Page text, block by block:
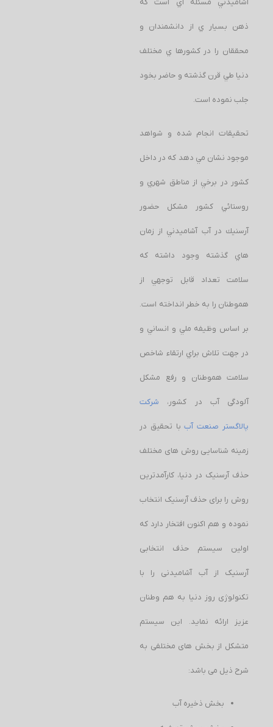
آشاميدني مسئله اي است كه
ذهن بسيار ي از دانشمندان و
محققان را در كشورها ي مختلف
دنيا طي قرن گذشته و حاضر بخود
جلب نموده است.
تحقيقات انجام شده و شواهد
موجود نشان مي دهد كه در داخل
كشور در برخي از مناطق شهري و
روستائي كشور مشكل حضور
آرسنيك در آب آشاميدني از زمان
هاي گذشته وجود داشته كه
سلامت تعداد قابل توجهي از
هموطنان را به خطر انداخته است.
بر اساس وظيفه ملي و انساني و
در جهت تلاش براي ارتقاء شاخص
سلامت هموطنان و رفع مشكل
آلودگی آب در كشور،شرکت
پالاگستر صنعت آببا تحقیق در
زمینه شناسایی روش های مختلف
حذف آرسنیک در دنیا، کارآمدترین
روش را برای حذف آرسنیک انتخاب
نموده و هم اکنون افتخار دارد که
اولین سیستم حذف انتخابی
آرسنیک از آب آشامیدنی را با
تکنولوژی روز دنیا به هم وطنان
عزیز ارائه نماید. این سیستم
متشکل از بخش های مختلفی به
شرح ذیل می باشد:
بخش ذخیره آب